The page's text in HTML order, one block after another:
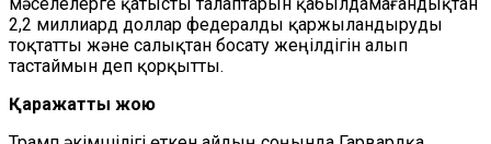
2,2 миллиард доллар федералды қаржыландыруды
тоқтатты және салықтан босату жеңілдігін алып
тастаймын деп қорқытты.
Қаражатты жою